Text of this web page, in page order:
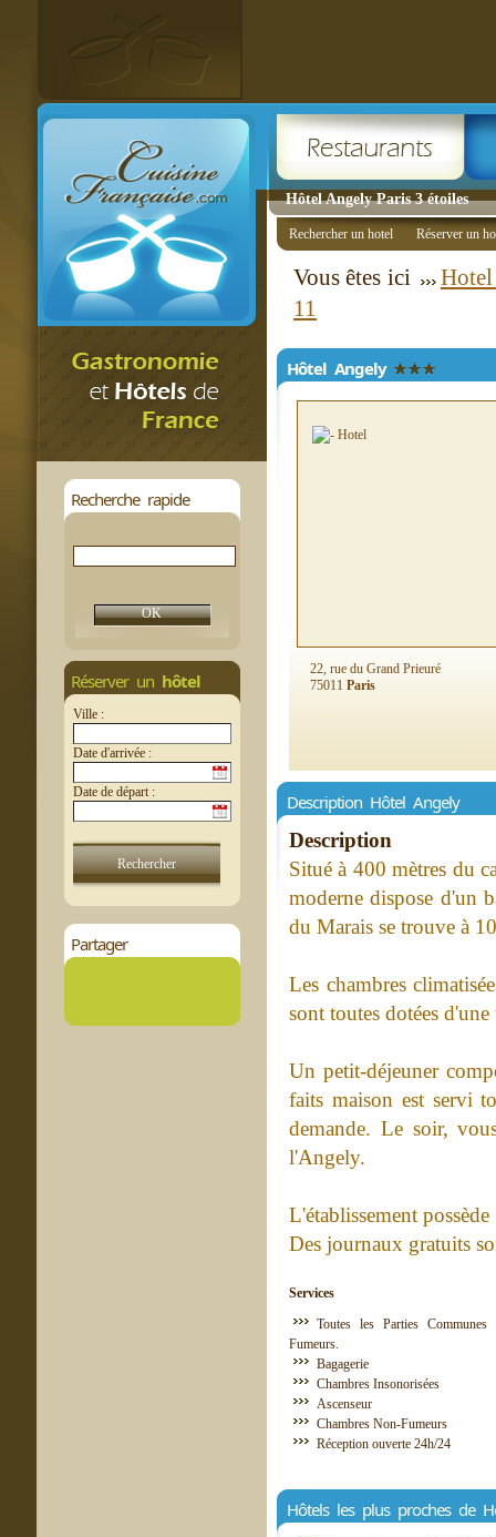
Hôtel Angely Paris 3 étoiles
Recherche rapide
Réserver un hôtel
Ville :
Date d'arrivée :
Date de départ :
Partager
Rechercher un hotel Réserver un
Vous êtes ici
11
Hôtel Angely
22, rue du Grand Prieuré
75011 Paris
Description Hôtel Angely
Description
Situé à 400 mètres du
moderne dispose d'un
du Marais se trouve à
Les chambres
sont toutes dotées
Un petit-déjeuner
faits maison est servi
demande. Le soir,
l'Angely.
L'établissement
Des journaux gratuits
Services
Toutes les Parties
Fumeurs.
Bagagerie
Chambres Insonorisées
Ascenseur
Chambres Non-Fumeurs
Réception ouverte 24h/24
Hôtels les plus proches de